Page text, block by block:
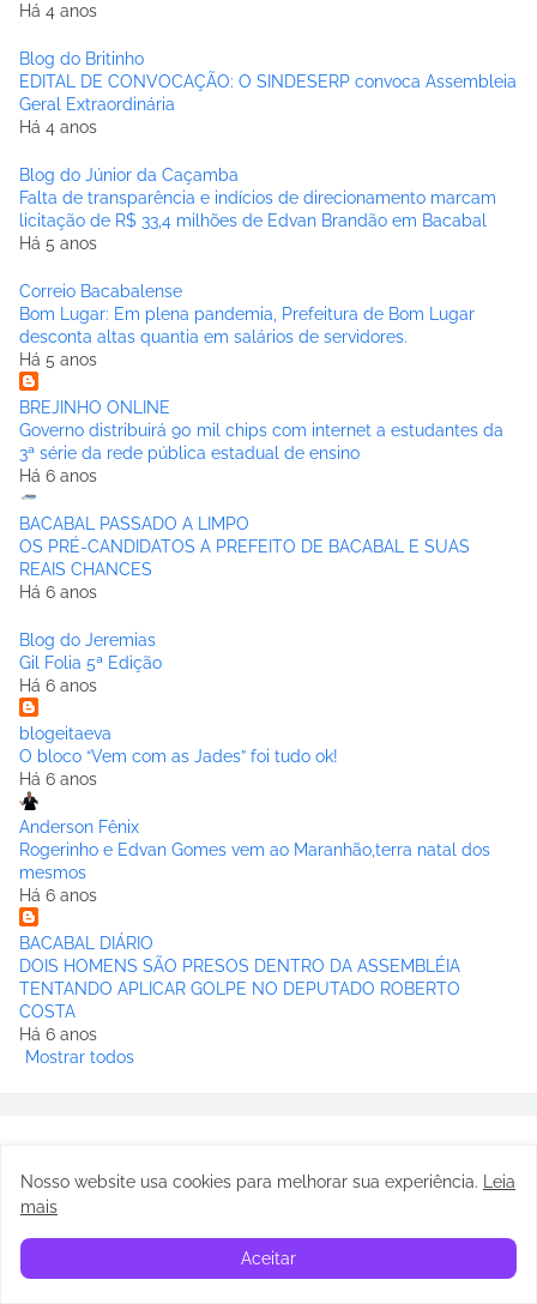
Há 4 anos
Blog do Britinho
EDITAL DE CONVOCAÇÃO: O SINDESERP convoca Assembleia
Geral Extraordinária
Há 4 anos
Blog do Júnior da Caçamba
Falta de transparência e indícios de direcionamento marcam
licitação de R$ 33,4 milhões de Edvan Brandão em Bacabal
Há 5 anos
Correio Bacabalense
Bom Lugar: Em plena pandemia, Prefeitura de Bom Lugar
desconta altas quantia em salários de servidores.
Há 5 anos
BREJINHO ONLINE
Governo distribuirá 90 mil chips com internet a estudantes da
3ª série da rede pública estadual de ensino
Há 6 anos
BACABAL PASSADO A LIMPO
OS PRÉ-CANDIDATOS A PREFEITO DE BACABAL E SUAS
REAIS CHANCES
Há 6 anos
Blog do Jeremias
Gil Folia 5ª Edição
Há 6 anos
blogeitaeva
O bloco “Vem com as Jades” foi tudo ok!
Há 6 anos
Anderson Fênix
Rogerinho e Edvan Gomes vem ao Maranhão,terra natal dos
mesmos
Há 6 anos
BACABAL DIÁRIO
DOIS HOMENS SÃO PRESOS DENTRO DA ASSEMBLÉIA
TENTANDO APLICAR GOLPE NO DEPUTADO ROBERTO
COSTA
Há 6 anos
Mostrar todos
Nosso website usa cookies para melhorar sua experiência.
Leia
mais
Aceitar